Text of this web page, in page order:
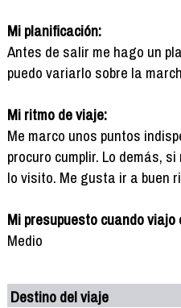
Mi planificación:
Antes de salir me hago un
puedo variarlo sobre la
Mi ritmo de viaje:
Me marco unos puntos
procuro cumplir. Lo demás,
lo visito. Me gusta ir a buen
Mi presupuesto cuando viajo
Medio
Destino del viaje